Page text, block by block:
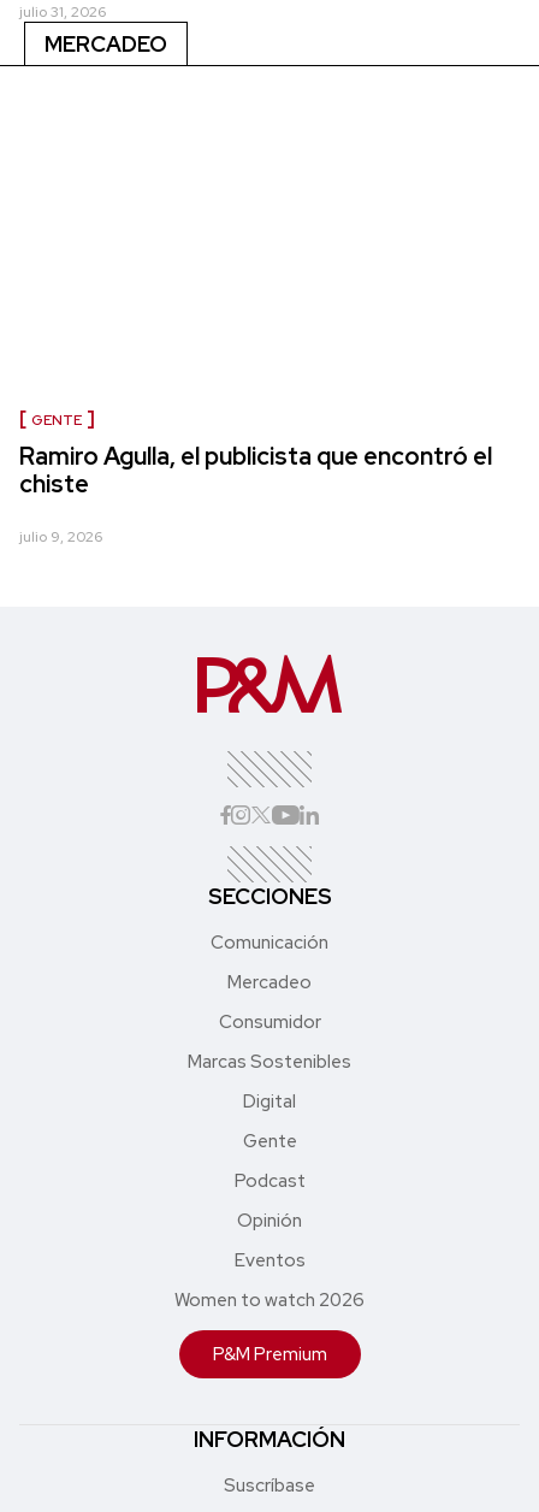
julio 31, 2026
MERCADEO
GENTE
Ramiro Agulla, el publicista que encontró el
chiste
julio 9, 2026
SECCIONES
Comunicación
Mercadeo
Consumidor
Marcas Sostenibles
Digital
Gente
Podcast
Opinión
Eventos
Women to watch 2026
P&M Premium
INFORMACIÓN
Suscríbase